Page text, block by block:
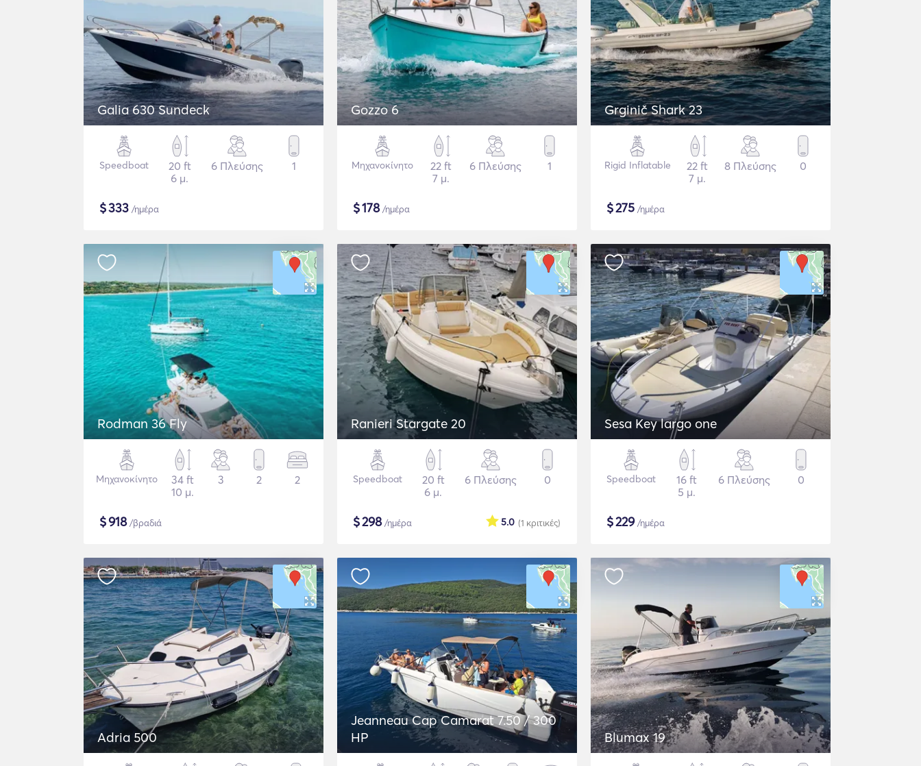
Galia 630 Sundeck
Speedboat
20 ft
6 μ.
6 Πλεύσης 1
$333 /ημέρα
Gozzo 6
Μηχανοκίνητο
22 ft
7 μ.
6 Πλεύσης 1
$178/ημέρα
Grginič Shark 23
Rigid Inflatable
22 ft
7 μ.
8 Πλεύσης 0
$275 /ημέρα
Rodman 36 Fly
Μηχανοκίνητο
34 ft
10 μ.
3 2 2
$918/βραδιά
Ranieri Stargate 20
Speedboat
20 ft
6 μ.
6 Πλεύσης 0
$298/ημέρα (1 κριτικές)
5.0
Sesa Key largo one
Speedboat
16 ft
5 μ.
6 Πλεύσης 0
$229/ημέρα
Adria 500
Jeanneau Cap Camarat 7.50 / 300
HP
Blumax 19